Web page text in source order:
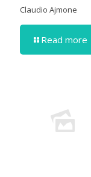
Claudio Ajmone
Read more